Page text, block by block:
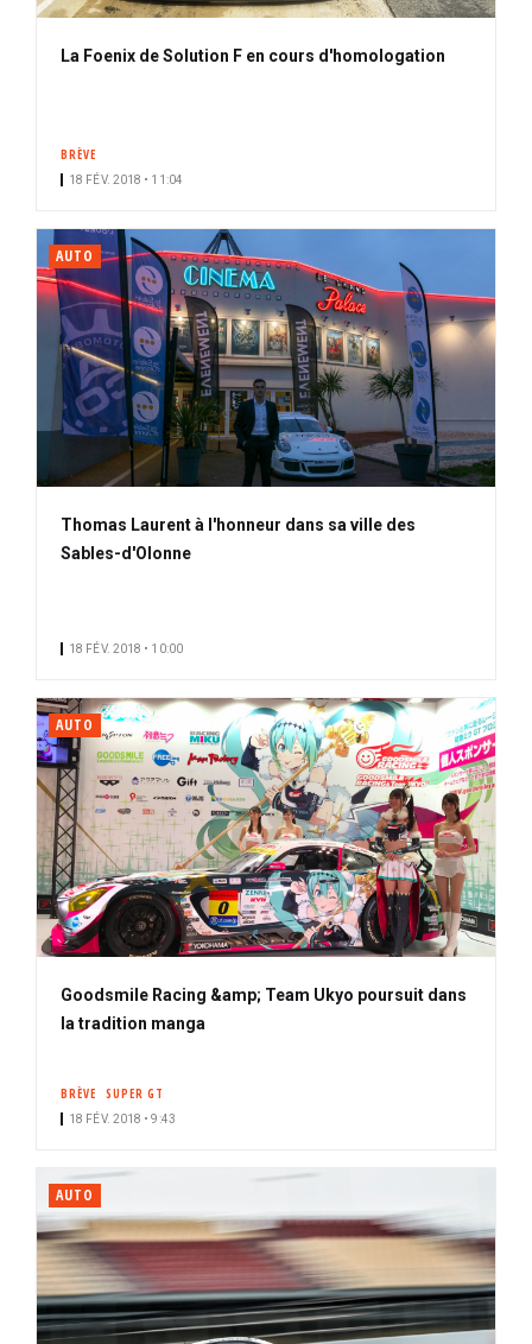
La Foenix de Solution F en cours d'homologation
BRÈVE
18 FÉV. 2018 • 11:04
AUTO
Thomas Laurent à l'honneur dans sa ville des
Sables-d'Olonne
18 FÉV. 2018 • 10:00
AUTO
Goodsmile Racing &amp; Team Ukyo poursuit dans
la tradition manga
BRÈVE SUPER GT
18 FÉV. 2018 • 9:43
AUTO